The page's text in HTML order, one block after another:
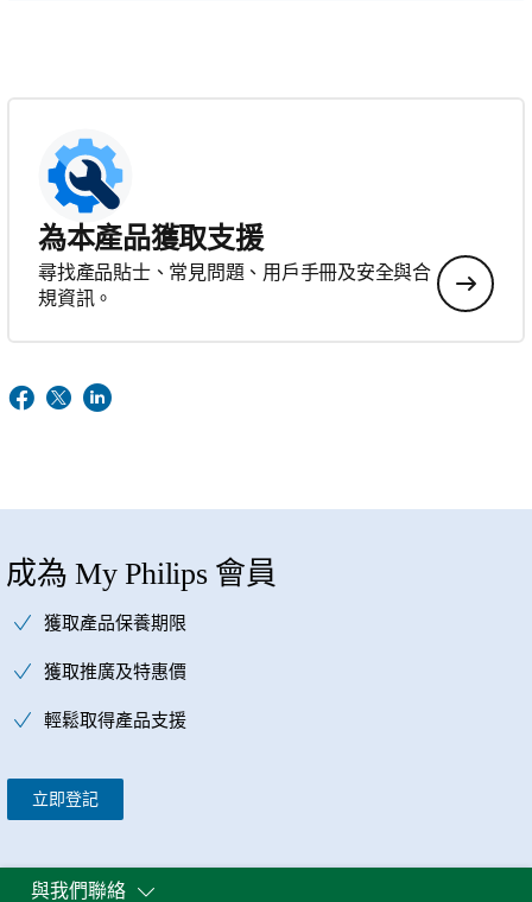
為本產品獲取支援
尋找產品貼士、常見問題、用戶手冊及安全與合
規資訊。
成為 My Philips 會員
獲取產品保養期限
獲取推廣及特惠價
輕鬆取得產品支援
立即登記
與我們聯絡